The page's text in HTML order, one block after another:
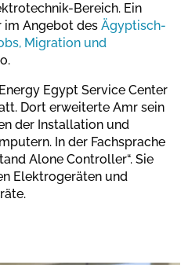
Bereich. Ein
im Angebot des Ägyptisch-
Migration und
Egypt Service Center
Dort erweiterte Amr sein
der Installation und
In der Fachsprache
Alone Controller“. Sie
Elektrogeräten und